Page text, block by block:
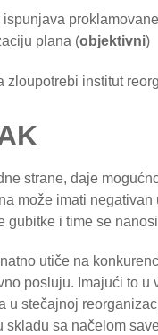
ispunjava
plana (objektivni)
zloupotrebi institut
strane, daje
može imati
gubitke i time se
utiče na
posluju. Imajući to u
u stečajnoj
skladu sa načelom